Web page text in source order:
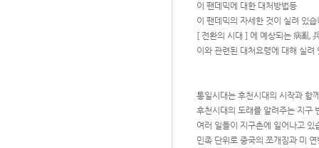
이 팬데믹에 대한 대처방법등
이 팬데믹의 자세한 것이 실려 있
[ 전환의 시대 ] 에 예상되는 病亂
이와 관련된 대처요령에 대해 실려
통일시대는 후천시대의 시작과 함
후천시대의 도래를 알려주는 지구
여러 일들이 지구촌에 일어나고 있
민족 단위로 중국의 쪼개짐과 미